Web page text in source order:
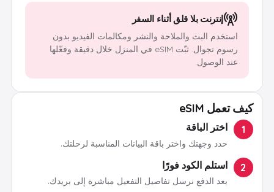
إنترنت بلا قلق أثناء السفر
استخدم البث والملاحة والنشر ومكالمات الفيديو بدون
رسوم تجوال. ثبّت eSIM في المنزل خلال دقيقة وفعّلها
عند الوصول.
كيف تعمل eSIM
1 اختر الباقة
حدد وجهتك واختر باقة البيانات المناسبة لرحلتك.
2 استلم الكود فورًا
بعد الدفع نرسل تفاصيل التفعيل مباشرة إلى بريدك.